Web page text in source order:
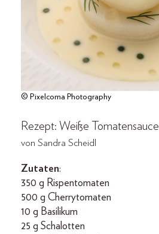
© Pixelcoma Photography
Rezept: Weiße Tomatensauce
von Sandra Scheidl
Zutaten:
350 g Rispentomaten
500 g Cherrytomaten
10 g Basilikum
25 g Schalotten